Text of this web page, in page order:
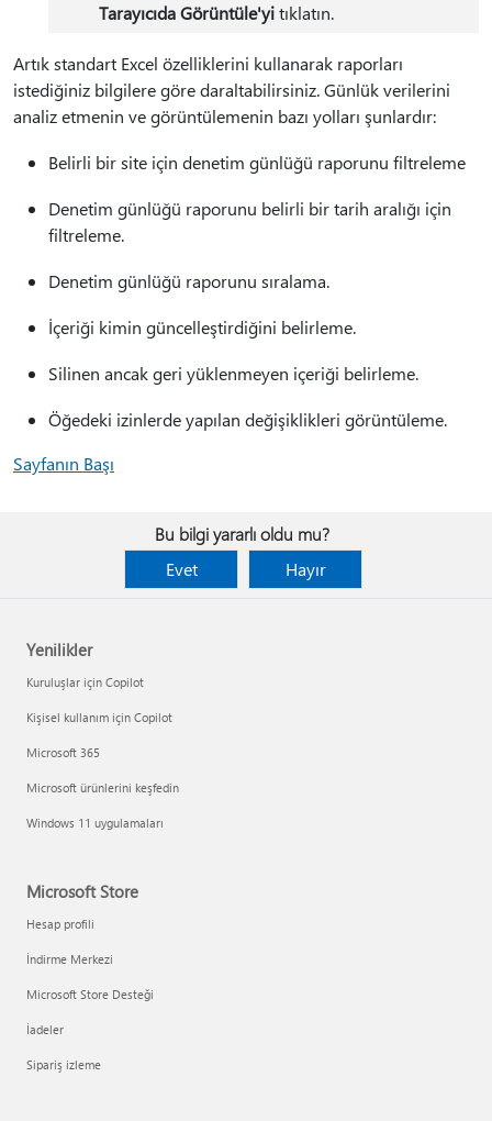
Tarayıcıda Görüntüle'yitıklatın.
Artık standart Excel özelliklerini kullanarak raporları
istediğiniz bilgilere göre daraltabilirsiniz. Günlük verilerini
analiz etmenin ve görüntülemenin bazı yolları şunlardır:
Belirli bir site için denetim günlüğü raporunu filtreleme
Denetim günlüğü raporunu belirli bir tarih aralığı için
filtreleme.
Denetim günlüğü raporunu sıralama.
İçeriği kimin güncelleştirdiğini belirleme.
Silinen ancak geri yüklenmeyen içeriği belirleme.
Öğedeki izinlerde yapılan değişiklikleri görüntüleme.
Sayfanın Başı
Bu bilgi yararlı oldu mu?
Evet
Hayır
Yenilikler
Kuruluşlar için Copilot
Kişisel kullanım için Copilot
Microsoft 365
Microsoft ürünlerini keşfedin
Windows 11 uygulamaları
Microsoft Store
Hesap profili
İndirme Merkezi
Microsoft Store Desteği
İadeler
Sipariş izleme